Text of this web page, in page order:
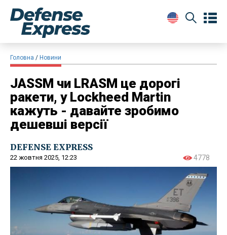
Головна Новини
JASSM чи LRASM це дорогі
ракети, у Lockheed Martin
кажуть - давайте зробимо
дешевші версії
DEFENSE EXPRESS
22 жовтня 2025, 12:23 4778